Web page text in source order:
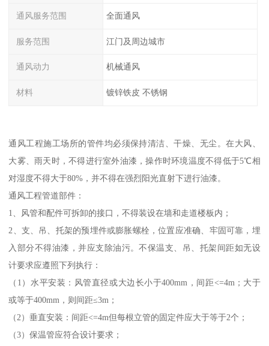
通风服务范围 全面通风
服务范围 江门及周边城市
通风动力 机械通风
材料 镀锌铁皮 不锈钢
通风工程施工场所的管件均必须保持清洁、干燥、无尘。在大风、
大雾、雨天时，不得进行室外油漆，操作时环境温度不得低于5℃相
对湿度不得大于80%，并不得在强烈阳光直射下进行油漆。
通风工程管道部件：
1、风管和配件可拆卸的接口，不得装设在墙和走道楼板内；
2、支、吊、托架的预埋件或膨胀螺栓，位置应准确、牢固可靠，埋
入部分不得油漆，并应支除油污。不保温支、吊、托架间距如无设
计要求应遵照下列执行：
（1）水平安装：风管直径或大边长小于400mm，间距<=4m；大于
或等于400mm，则间距≤3m；
（2）垂直安装：间距<=4m但每根立管的固定件应大于等于2个；
（3）保温管应符合设计要求；